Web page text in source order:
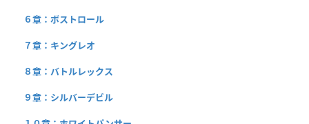
６章：ボストロール
７章：キングレオ
８章：バトルレックス
９章：シルバーデビル